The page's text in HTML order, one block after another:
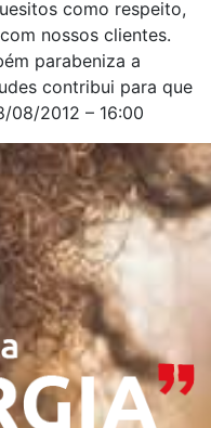
como respeito,
nossos clientes.
parabeniza a
contribui para que
08/2012 – 16:00